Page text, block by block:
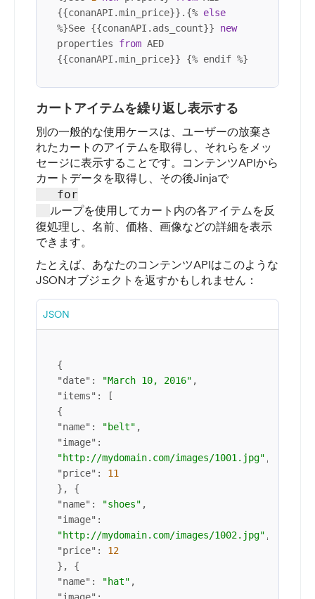
{{conanAPI.min_price}}.{% else
%}See {{conanAPI.ads_count}} new
properties from AED
{{conanAPI.min_price}} {% endif %}
カートアイテムを繰り返し表示する
別の一般的な使用ケースは、ユーザーの放棄さ
れたカートのアイテムを取得し、それらをメッ
セージに表示することです。コンテンツAPIから
カートデータを取得し、その後Jinjaで
ループを使用してカート内の各アイテムを反
復処理し、名前、価格、画像などの詳細を表示
できます。
たとえば、あなたのコンテンツAPIはこのような
JSONオブジェクトを返すかもしれません：
JSON
{
"date" : "March 10, 2016" ,
"items" :
[
{
"name" : "belt" ,
"image" :
"http://mydomain.com/images/1001.jpg" ,
"price" :
11
} ,
{
"name" : "shoes" ,
"image" :
"http://mydomain.com/images/1002.jpg" ,
"price" :
12
} ,
{
"name" : "hat" ,